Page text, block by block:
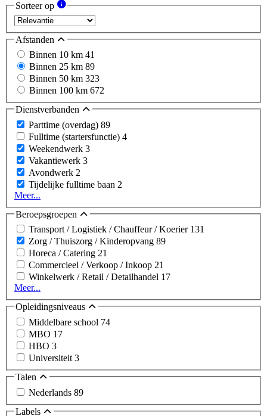
Sorteer op
Afstanden
Binnen 10 km 41
Binnen 25 km 89
Binnen 50 km 323
Binnen 100 km 672
Dienstverbanden
Parttime (overdag) 89
Fulltime (startersfunctie) 4
Weekendwerk 3
Vakantiewerk 3
Avondwerk 2
Tijdelijke fulltime baan 2
Meer...
Beroepsgroepen
Transport / Logistiek / Chauffeur / Koerier 131
Zorg / Thuiszorg / Kinderopvang 89
Horeca / Catering 21
Commercieel / Verkoop / Inkoop 21
Winkelwerk / Retail / Detailhandel 17
Meer...
Opleidingsniveaus
Middelbare school 74
MBO 17
HBO 3
Universiteit 3
Talen
Nederlands 89
Labels